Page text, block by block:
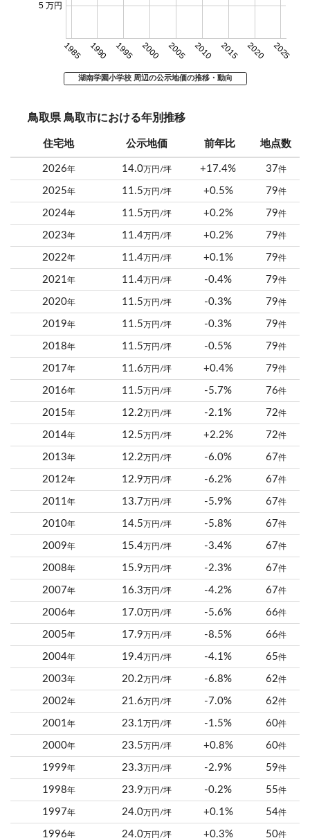
1985 1990 1995 2000 2005 2010 2015 2020 2025
5 万円
湖南学園小学校 周辺の公示地価の推移・動向
鳥取県 鳥取市における年別推移
住宅地 公示地価 前年比 地点数
2026年 14.0 万円/坪 +17.4% 37件
2025年 11.5 万円/坪 +0.5% 79件
2024年 11.5 万円/坪 +0.2% 79件
2023年 11.4 万円/坪 +0.2% 79件
2022年 11.4 万円/坪 +0.1% 79件
2021年 11.4 万円/坪 -0.4% 79件
2020年 11.5 万円/坪 -0.3% 79件
2019年 11.5 万円/坪 -0.3% 79件
2018年 11.5 万円/坪 -0.5% 79件
2017年 11.6 万円/坪 +0.4% 79件
2016年 11.5 万円/坪 -5.7% 76件
2015年 12.2 万円/坪 -2.1% 72件
2014年 12.5 万円/坪 +2.2% 72件
2013年 12.2 万円/坪 -6.0% 67件
2012年 12.9 万円/坪 -6.2% 67件
2011年 13.7 万円/坪 -5.9% 67件
2010年 14.5 万円/坪 -5.8% 67件
2009年 15.4 万円/坪 -3.4% 67件
2008年 15.9 万円/坪 -2.3% 67件
2007年 16.3 万円/坪 -4.2% 67件
2006年 17.0 万円/坪 -5.6% 66件
2005年 17.9 万円/坪 -8.5% 66件
2004年 19.4 万円/坪 -4.1% 65件
2003年 20.2 万円/坪 -6.8% 62件
2002年 21.6 万円/坪 -7.0% 62件
2001年 23.1 万円/坪 -1.5% 60件
2000年 23.5 万円/坪 +0.8% 60件
1999年 23.3 万円/坪 -2.9% 59件
1998年 23.9 万円/坪 -0.2% 55件
1997年 24.0 万円/坪 +0.1% 54件
1996年 24.0 万円/坪 +0.3% 50件